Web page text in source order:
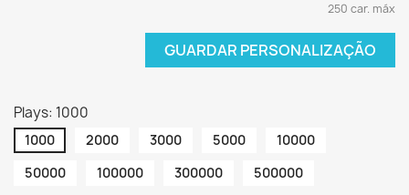
250 car. máx
GUARDAR PERSONALIZAÇÃO
Plays: 1000
1000 2000 3000 5000
10000
50000
100000 300000 500000